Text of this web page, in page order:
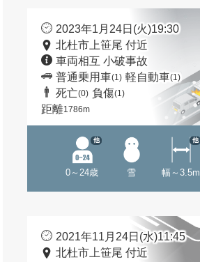
2023年1月24日(火)19:30
北杜市上笹尾 付近
車両相互 小破事故
普通乗用車(1) 軽自動車(1)
死亡(0) 負傷(1)
距離1786m
0～24歳
他
雪 幅～3.5m
他
2021年11月24日(水)11:45
北杜市上笹尾 付近